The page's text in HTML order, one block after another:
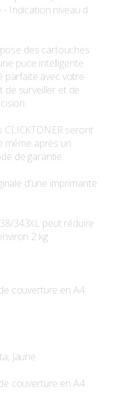
Indication niveau d
des cartouches
puce intelligente
parfaite avec votre
de surveiller et de
seront
même après un
de garantie.
d'une imprimante
343XL peut réduire
2 kg.
couverture en A4
Jaune
couverture en A4